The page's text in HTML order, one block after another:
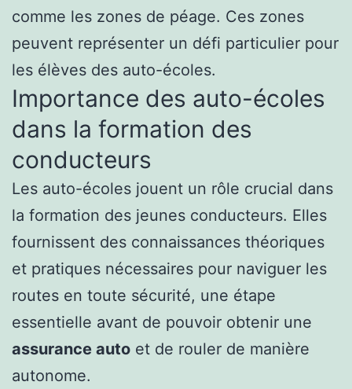
comme les zones de péage. Ces zones
peuvent représenter un défi particulier pour
les élèves des auto-écoles.
Importance des auto-écoles
dans la formation des
conducteurs
Les auto-écoles jouent un rôle crucial dans
la formation des jeunes conducteurs. Elles
fournissent des connaissances théoriques
et pratiques nécessaires pour naviguer les
routes en toute sécurité, une étape
essentielle avant de pouvoir obtenir une
assurance auto et de rouler de manière
autonome.